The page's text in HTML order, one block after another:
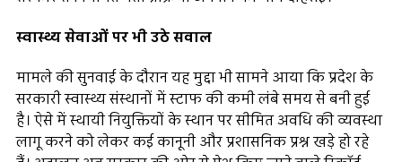
स्वास्थ्य सेवाओं पर भी उठे सवाल
मामले की सुनवाई के दौरान यह मुद्दा भी सामने आया कि प्रदेश के
सरकारी स्वास्थ्य संस्थानों में स्टाफ की कमी लंबे समय से बनी हुई
है। ऐसे में स्थायी नियुक्तियों के स्थान पर सीमित अवधि की व्यवस्था
लागू करने को लेकर कई कानूनी और प्रशासनिक प्रश्न खड़े हो रहे